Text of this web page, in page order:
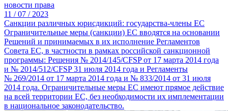
новости права
11 /07 / 2023
Санкции различных юрисдикций: государства-члены ЕС
Ограничительные меры (санкции) ЕС вводятся на основании
Решений и принимаемых в их исполнение Регламентов
Совета ЕС, в частности в рамках российской санкционной
программы: Решения № 2014/145/CFSP от 17 марта 2014 года
и № 2014/512/CFSP 31 июля 2014 года и Регламенты
№ 269/2014 от 17 марта 2014 года и № 833/2014 от 31 июля
2014 года. Ограничительные меры ЕС имеют прямое действие
на всей территории ЕС, без необходимости их имплементации
в национальное законодательство.